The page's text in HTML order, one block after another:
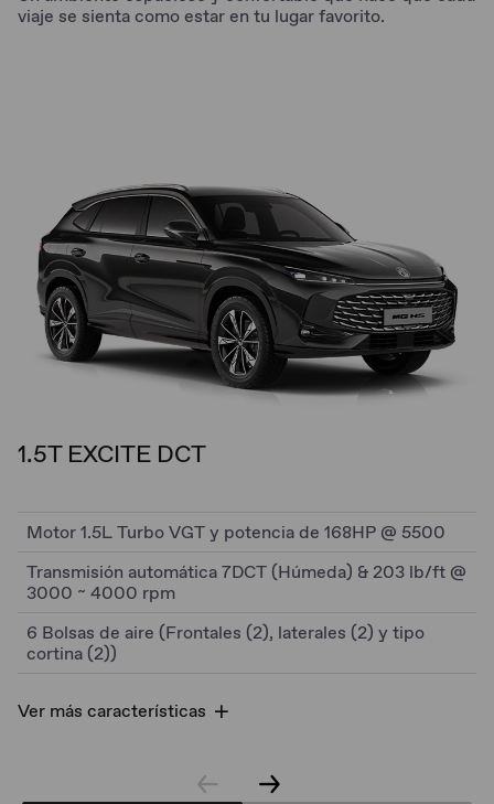
viaje se sienta como estar en tu lugar favorito.
1.5T EXCITE DCT
Motor 1.5L Turbo VGT y potencia de 168HP @ 5500
Transmisión automática 7DCT (Húmeda) & 203 lb/ft @
3000 ~ 4000 rpm
6 Bolsas de aire (Frontales (2), laterales (2) y tipo
cortina (2))
Ver más características